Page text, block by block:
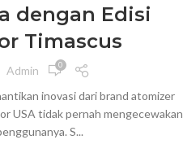
dengan Edisi
Timascus
Admin 0
inovasi dari brand atomizer
USA tidak pernah mengecewakan
S...